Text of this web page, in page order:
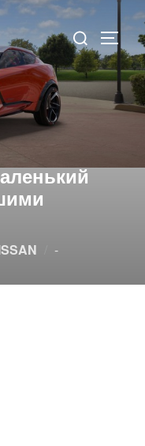
-Опубликовано